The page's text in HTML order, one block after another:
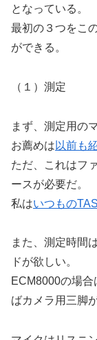
となっている。
最初の３つをこ
ができる。
（１）測定
まず、測定用の
お薦めは 以前も
ただ、これはフ
ースが必要だ。
私はいつもの
また、測定時間
ドが欲しい。
ECM8000の場合
ばカメラ用三脚